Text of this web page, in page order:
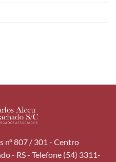
nº 807 / 301 - Centro
- RS - Telefone (54) 3311-